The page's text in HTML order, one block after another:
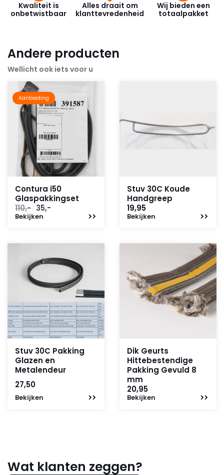
Kwaliteit is
onbetwistbaar
Alles draait om
klanttevredenheid
Wij bieden een
totaalpakket
Andere producten
Wellicht ook iets voor u
Aanbieding
Contura i50
Glaspakkingset
110,- Oorspronkelijke
prijs
35,-
Bekijken
Stuv 30C Koude
Handgreep
19,95
Bekijken
Stuv 30C Pakking
Glazen en
Metalendeur
27,50
Bekijken
Dik Geurts
Hittebestendige
Pakking Gevuld 8
mm
20,95
Bekijken
Wat klanten zeggen?